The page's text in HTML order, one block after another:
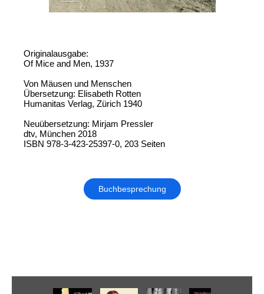
Originalausgabe:
Of Mice and Men, 1937
Von Mäusen und Menschen
Übersetzung: Elisabeth Rotten
Humanitas Verlag, Zürich 1940
Neuübersetzung: Mirjam Pressler
dtv, München 2018
ISBN 978-3-423-25397-0, 203 Seiten
Buchbesprechung